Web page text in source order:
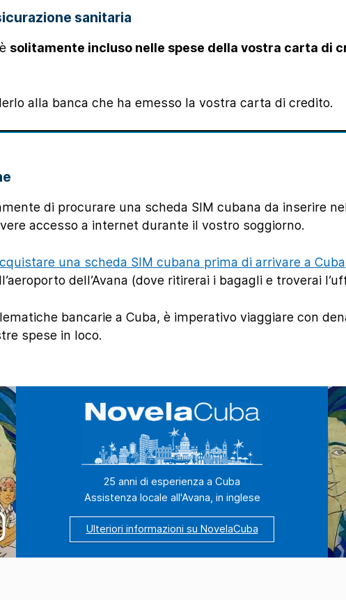
sanitaria
solitamente incluso nelle spese della vostra carta di
alla banca che ha emesso la vostra carta di credito.
di procurare una scheda SIM cubana da inserire
accesso a internet durante il vostro soggiorno.
una scheda SIM cubana prima di arrivare a Cuba
dell’Avana (dove ritirerai i bagagli e troverai
bancarie a Cuba, è imperativo viaggiare con
spese in loco.
25 anni di esperienza a Cuba
Assistenza locale all'Avana, in inglese
Ulteriori informazioni su NovelaCuba